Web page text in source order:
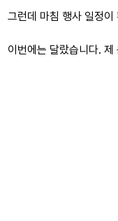
그런데 마침 행사 일정
이번에는 달랐습니다.